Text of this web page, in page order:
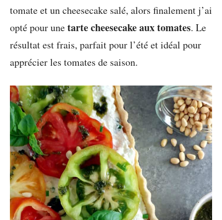
tomate et un cheesecake salé, alors finalement j’ai
opté pour unetarte cheesecake aux tomates. Le
résultat est frais, parfait pour l’été et idéal pour
apprécier les tomates de saison.